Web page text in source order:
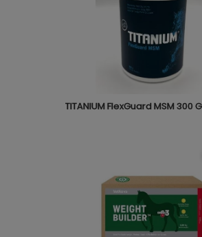
TITANIUM FlexGuard MSM 300